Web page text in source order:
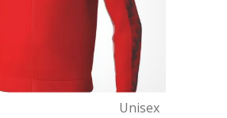
Unisex